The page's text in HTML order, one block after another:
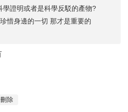
證明或者是科學反駁的產物?
惜身邊的一切 那才是重要的
刪除